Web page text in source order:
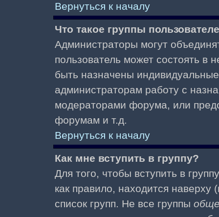
Вернуться к началу
Что такое группы
Администраторы могут
пользователь может состоять в
быть назначены
администраторам работу с
модераторами форума, или
форумам и т.д.
Вернуться к началу
Как мне вступить в группу?
Для того, чтобы вступить в
как правило, находится
список групп. Не все группы